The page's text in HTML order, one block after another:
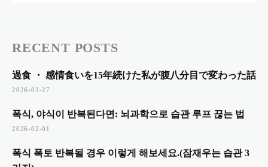
RECENT POSTS
過食 ・ 感情食いを15年続けた私が腹八分目で変わった話
2026-03-27
폭식, 야식이 반복된다면: 뇌과학으로 습관 루프 끊는 법
2026-02-01
폭식 폭토 반복될 경우 이렇게 해보세요.(잠재우는 습관 3